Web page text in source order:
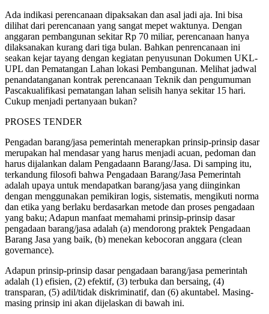
Ada indikasi perencanaan dipaksakan dan asal jadi aja. Ini bisa
dilihat dari perencanaan yang sangat mepet waktunya. Dengan
anggaran pembangunan sekitar Rp 70 miliar, perencanaan hanya
dilaksanakan kurang dari tiga bulan. Bahkan penrencanaan ini
seakan kejar tayang dengan kegiatan penyusunan Dokumen UKL-
UPL dan Pematangan Lahan lokasi Pembangunan. Melihat jadwal
penandatanganan kontrak perencanaan Teknik dan pengumuman
Pascakualifikasi pematangan lahan selisih hanya sekitar 15 hari.
Cukup menjadi pertanyaan bukan?
PROSES TENDER
Pengadan barang/jasa pemerintah menerapkan prinsip-prinsip dasar
merupakan hal mendasar yang harus menjadi acuan, pedoman dan
harus dijalankan dalam Pengadaann Barang/Jasa. Di samping itu,
terkandung filosofi bahwa Pengadaan Barang/Jasa Pemerintah
adalah upaya untuk mendapatkan barang/jasa yang diinginkan
dengan menggunakan pemikiran logis, sistematis, mengikuti norma
dan etika yang berlaku berdasarkan metode dan proses pengadaan
yang baku; Adapun manfaat memahami prinsip-prinsip dasar
pengadaan barang/jasa adalah (a) mendorong praktek Pengadaan
Barang Jasa yang baik, (b) menekan kebocoran anggara (clean
governance).
Adapun prinsip-prinsip dasar pengadaan barang/jasa pemerintah
adalah (1) efisien, (2) efektif, (3) terbuka dan bersaing, (4)
transparan, (5) adil/tidak diskriminatif, dan (6) akuntabel. Masing-
masing prinsip ini akan dijelaskan di bawah ini.